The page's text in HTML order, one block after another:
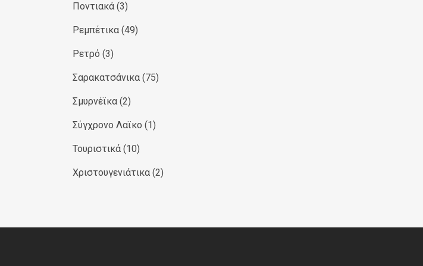
Ποντιακά (3)
Ρεμπέτικα (49)
Ρετρό (3)
Σαρακατσάνικα (75)
Σμυρνέϊκα (2)
Σύγχρονο Λαϊκο (1)
Τουριστικά (10)
Χριστουγενιάτικα (2)